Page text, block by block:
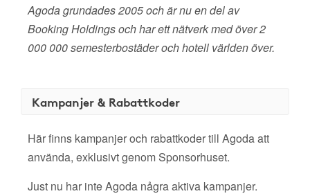
Agoda grundades 2005 och är nu en del av
Booking Holdings och har ett nätverk med över 2
000 000 semesterbostäder och hotell världen över.
Kampanjer & Rabattkoder
Här finns kampanjer och rabattkoder till Agoda att
använda, exklusivt genom Sponsorhuset.
Just nu har inte Agoda några aktiva kampanjer.